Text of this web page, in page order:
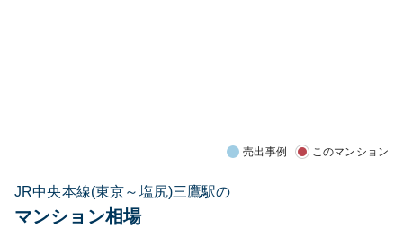
売出事例 このマンション
JR中央本線(東京～塩尻)三鷹駅の
マンション相場